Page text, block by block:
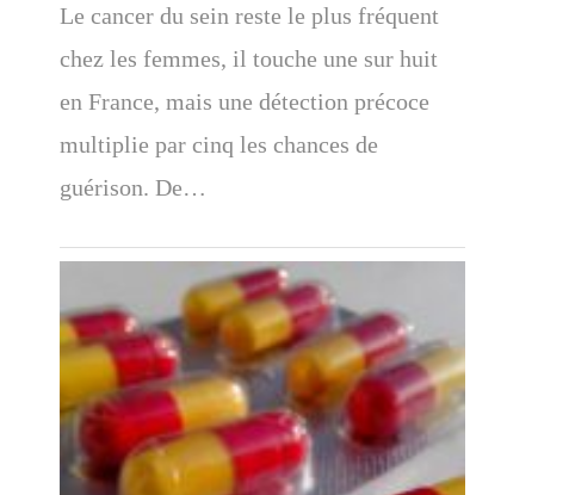
Le cancer du sein reste le plus fréquent
chez les femmes, il touche une sur huit
en France, mais une détection précoce
multiplie par cinq les chances de
guérison. De…